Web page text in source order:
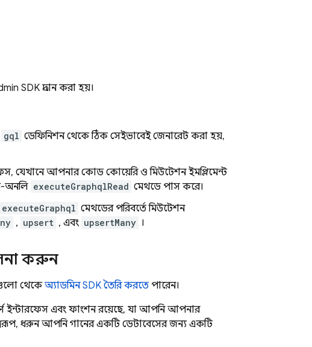
SDK প্রদান করা হয়।
gql ডেফিনিশন থেকে ঠিক সেইভাবেই জেনারেট করা হয়,
যেখানে আপনার কোড কোয়েরি ও মিউটেশন ইমপ্লিমেন্ট
অনলি executeGraphqlRead মেথডে পাস করে।
executeGraphql মেথডের পরিবর্তে মিউটেশন
, upsert , এবং upsertMany ।
করুন
থেকেঅ্যাডমিন SDK তৈরি করতে পারেন।
ইন্টারফেস এবং ফাংশন রয়েছে, যা আপনি আপনার
ধরুন আপনি গানের একটি ডেটাবেসের জন্য একটি